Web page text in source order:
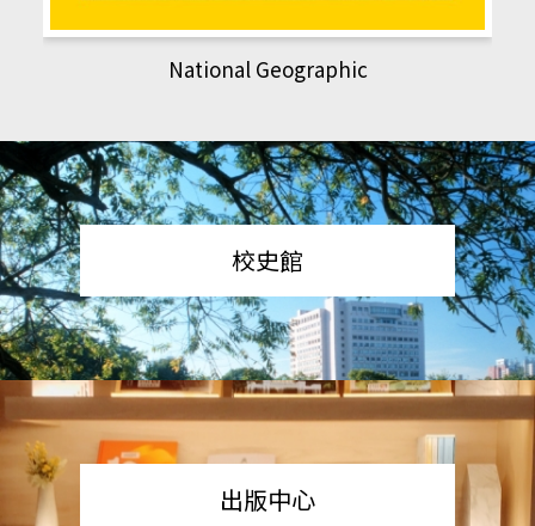
National Geographic
校史館
出版中心